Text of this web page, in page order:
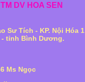
DV HOA SEN
Sư Tích - KP. Nội Hóa 1
- tỉnh Bình Dương.
Ms Ngọc